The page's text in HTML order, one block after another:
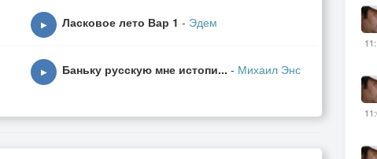
▶ Ласковое лето Вар 1 - Эдем
▶ Баньку русскую мне истопи... - Михаил Энс